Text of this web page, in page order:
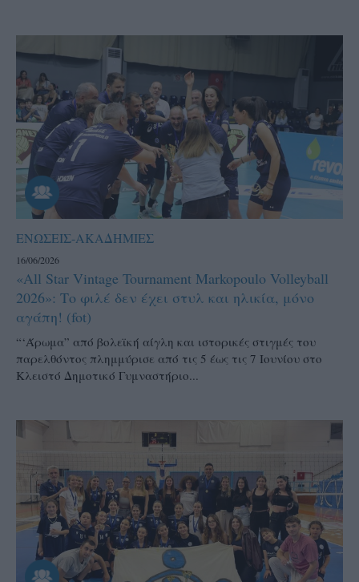
ΕΝΩΣΕΙΣ-ΑΚΑΔΗΜΙΕΣ
16/06/2026
«All Star Vintage Tournament Markopoulo Volleyball
2026»: Το φιλέ δεν έχει στυλ και ηλικία, μόνο
αγάπη! (fot)
“‘Άρωμα” από βολεϊκή αίγλη και ιστορικές στιγμές του
παρελθόντος πλημμύρισε από τις 5 έως τις 7 Ιουνίου στο
Κλειστό Δημοτικό Γυμναστήριο...